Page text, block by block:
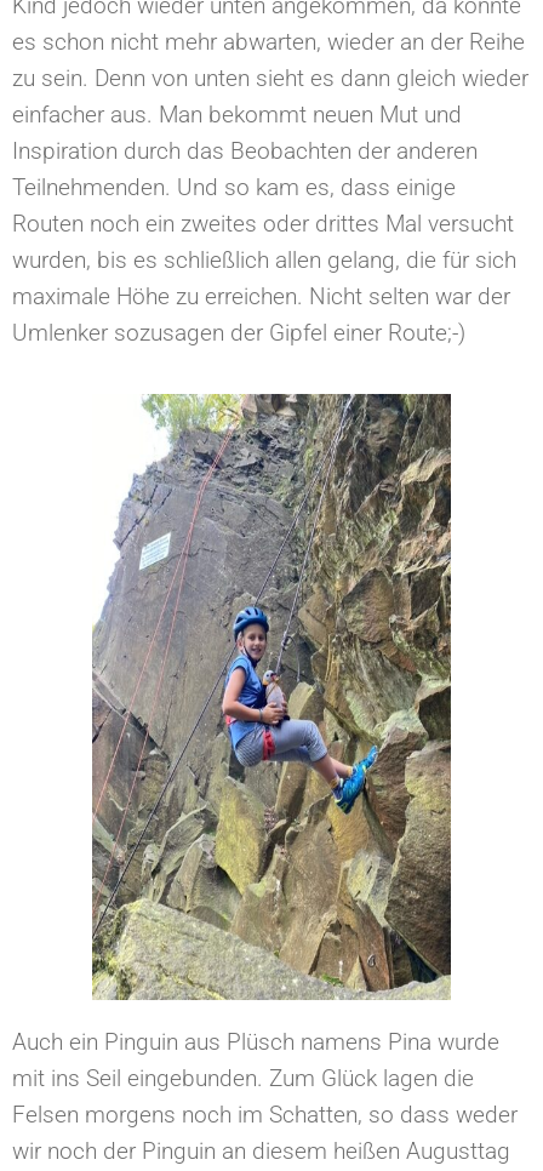
Kind jedoch wieder unten angekommen, da konnte
es schon nicht mehr abwarten, wieder an der Reihe
zu sein. Denn von unten sieht es dann gleich wieder
einfacher aus. Man bekommt neuen Mut und
Inspiration durch das Beobachten der anderen
Teilnehmenden. Und so kam es, dass einige
Routen noch ein zweites oder drittes Mal versucht
wurden, bis es schließlich allen gelang, die für sich
maximale Höhe zu erreichen. Nicht selten war der
Umlenker sozusagen der Gipfel einer Route;-)
Auch ein Pinguin aus Plüsch namens Pina wurde
mit ins Seil eingebunden. Zum Glück lagen die
Felsen morgens noch im Schatten, so dass weder
wir noch der Pinguin an diesem heißen Augusttag